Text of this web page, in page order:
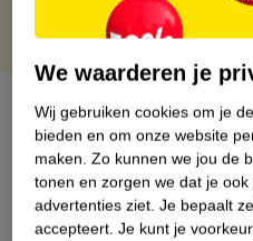
Over dit product
Productinformatie
Nature Impact Score
We waarderen je
Wij gebruiken cookies om je
bieden en om onze website
maken. Zo kunnen we jou de
tonen en zorgen we dat je
advertenties ziet. Je bepaalt
accepteert. Je kunt je